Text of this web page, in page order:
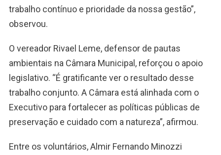
trabalho contínuo e prioridade da nossa gestão”,
observou.
O vereador Rivael Leme, defensor de pautas
ambientais na Câmara Municipal, reforçou o apoio
legislativo. “É gratificante ver o resultado desse
trabalho conjunto. A Câmara está alinhada com o
Executivo para fortalecer as políticas públicas de
preservação e cuidado com a natureza”, afirmou.
Entre os voluntários, Almir Fernando Minozzi